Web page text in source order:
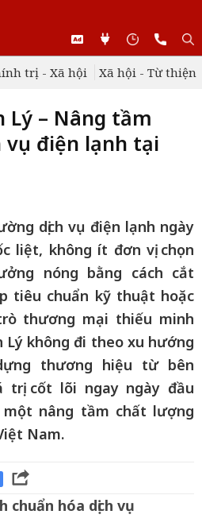
trị - Xã hội Xã hội - Từ thiện
Lý – Nâng tầm
vụ điện lạnh tại
dịch vụ điện lạnh ngày
liệt, không ít đơn vị chọn
nóng bằng cách cắt
tiêu chuẩn kỹ thuật hoặc
thương mại thiếu minh
Lý không đi theo xu hướng
thương hiệu từ bên
trị cốt lõi ngay ngày đầu
nâng tầm chất lượng
Nam.
chuẩn hóa dịch vụ